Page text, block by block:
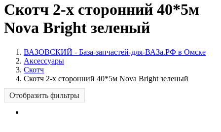
Скотч 2-х сторонний 40*5м
Nova Bright зеленый
ВАЗОВСКИЙ - База-запчастей-для-ВАЗа.РФ в Омске
Аксессуары
Скотч
Скотч 2-х сторонний 40*5м Nova Bright зеленый
Отобразить фильтры